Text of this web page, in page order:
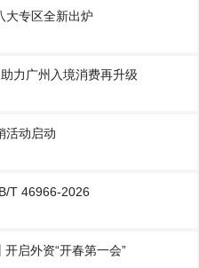
大专区全新出炉
力广州入境消费再升级
活动启动
T 46966-2026
启外资“开春第一会”